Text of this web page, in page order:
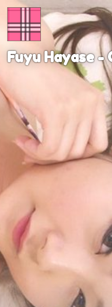
Home
Blog
log
Contact
Fuyu Hayase -